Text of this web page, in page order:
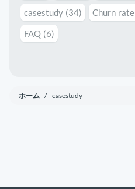
casestudy (34) Churn rate
FAQ (6)
ホーム / casestudy